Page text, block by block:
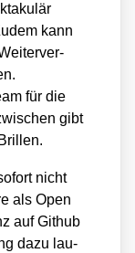
kann
für die
gibt
nicht
als Open
auf Git­hub
dazu lau­